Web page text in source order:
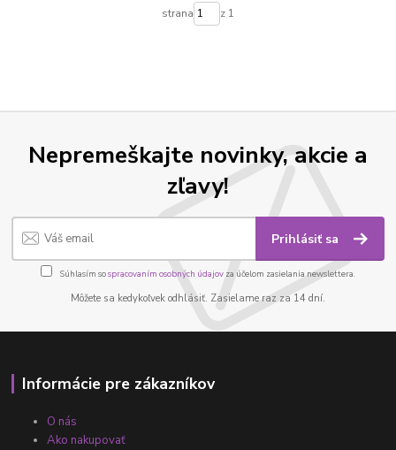
strana z 1
Nepremeškajte novinky, akcie a
zľavy!
Prihlásiť sa
Súhlasím sospracovaním osobných údajov za účelom zasielania newslettera.
Môžete sa kedykoľvek odhlásiť. Zasielame raz za 14 dní.
Informácie pre zákazníkov
O nás
Ako nakupovať